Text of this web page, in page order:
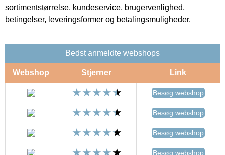
sortimentstørrelse, kundeservice, brugervenlighed,
betingelser, leveringsformer og betalingsmuligheder.
Bedst anmeldte webshops
Webshop Stjerner Link
Besøg webshop
Besøg webshop
Besøg webshop
Besøg webshop